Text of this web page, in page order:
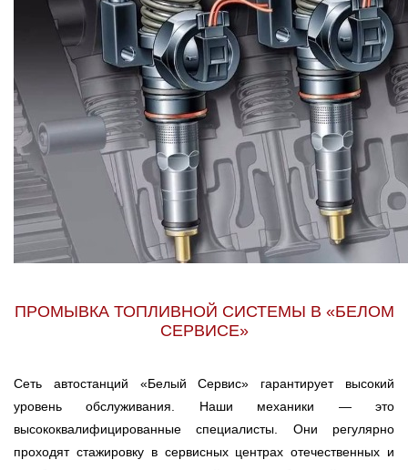
ПРОМЫВКА ТОПЛИВНОЙ СИСТЕМЫ В «БЕЛОМ
СЕРВИСЕ»
Сеть автостанций «Белый Сервис» гарантирует высокий
уровень обслуживания. Наши механики — это
высококвалифицированные специалисты. Они регулярно
проходят стажировку в сервисных центрах отечественных и